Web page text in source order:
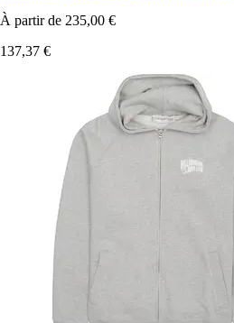
À partir de 235,00 €
137,37 €